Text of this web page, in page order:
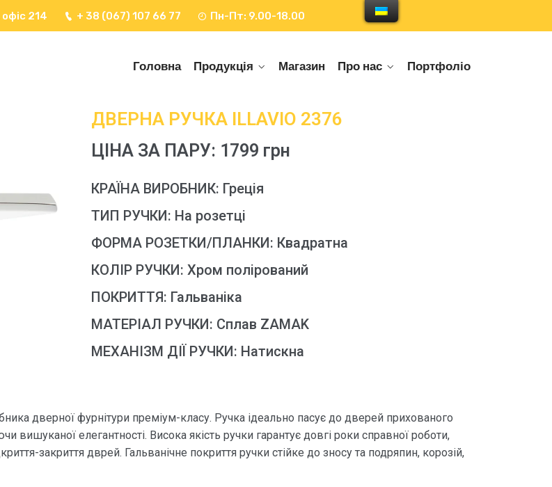
214 + 38 (067) 107 66 77 Пн-Пт: 9.00-18.00
Головна Продукція Магазин Про нас Портфоліо
ДВЕРНА РУЧКА ILLAVIO 2376
ЦІНА ЗА ПАРУ: 1799 грн
КРАЇНА ВИРОБНИК: Греція
ТИП РУЧКИ: На розетці
ФОРМА РОЗЕТКИ/ПЛАНКИ: Квадратна
КОЛІР РУЧКИ: Хром полірований
ПОКРИТТЯ: Гальваніка
МАТЕРІАЛ РУЧКИ: Сплав ZAMAK
МЕХАНІЗМ ДІЇ РУЧКИ: Натискна
дверної фурнітури преміум-класу. Ручка ідеально пасує до дверей прихованого
вишуканої елегантності. Висока якість ручки гарантує довгі роки справної роботи,
закриття дврей. Гальванічне покриття ручки стійке до зносу та подряпин, корозій,